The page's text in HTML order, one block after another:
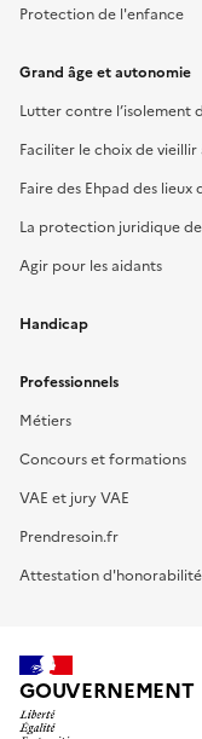
Protection de l'enfance
Grand âge et autonomie
Lutter contre l’isolement
Faciliter le choix de
Faire des Ehpad des lieux
La protection juridique
Agir pour les aidants
Handicap
Professionnels
Métiers
Concours et formations
VAE et jury VAE
Prendresoin.fr
Attestation d'honorabilité
GOUVERNEMENT